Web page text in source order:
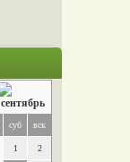
суб вск
1 2